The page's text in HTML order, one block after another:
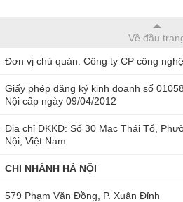
Về đầu
Đơn vị chủ quản: Công ty CP công
Giấy phép đăng ký kinh doanh số
Nội cấp ngày 09/04/2012
Địa chỉ ĐKKD: Số 30 Mạc Thái Tổ,
Nội, Việt Nam
CHI NHÁNH HÀ NỘI
579 Phạm Văn Đồng, P. Xuân Đỉnh